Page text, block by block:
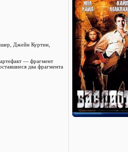
Джейн Куртин,
— фрагмент
два фрагмента